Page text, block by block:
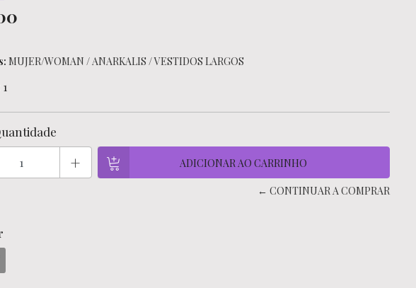
MUJER/WOMAN /ANARKALIS /VESTIDOS LARGOS
1
+
← CONTINUAR A COMPRAR